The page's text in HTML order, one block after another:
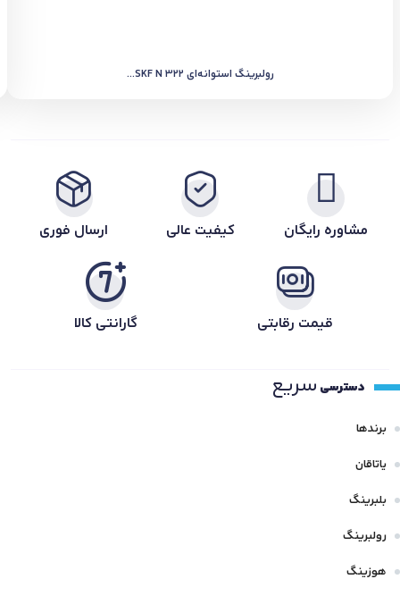
رولبرینگ استوانه‌ای SKF N 322...
مشاوره رایگان کیفیت عالی ارسال فوری
قیمت رقابتی گارانتی کالا
دسترسی سریع
برندها
یاتاقان
بلبرینگ
رولبرینگ
هوزینگ